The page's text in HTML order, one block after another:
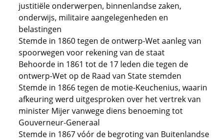
justitiële onderwerpen, binnenlandse zaken,
onderwijs, militaire aangelegenheden en
belastingen
Stemde in 1860 tegen de ontwerp-Wet aanleg van
spoorwegen voor rekening van de staat
Behoorde in 1861 tot de 17 leden die tegen de
ontwerp-Wet op de Raad van State stemden
Stemde in 1866 tegen de motie-Keuchenius, waarin
afkeuring werd uitgesproken over het vertrek van
minister Mijer vanwege diens benoeming tot
Gouverneur-Generaal
Stemde in 1867 vóór de begroting van Buitenlandse